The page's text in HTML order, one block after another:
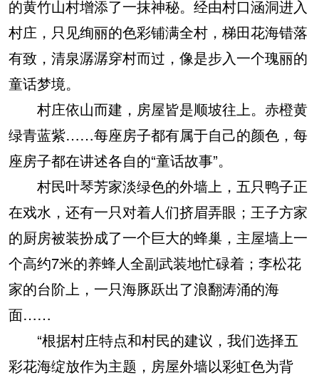
的黄竹山村增添了一抹神秘。经由村口涵洞进入
村庄，只见绚丽的色彩铺满全村，梯田花海错落
有致，清泉潺潺穿村而过，像是步入一个瑰丽的
童话梦境。
村庄依山而建，房屋皆是顺坡往上。赤橙黄
绿青蓝紫……每座房子都有属于自己的颜色，每
座房子都在讲述各自的“童话故事”。
村民叶琴芳家淡绿色的外墙上，五只鸭子正
在戏水，还有一只对着人们挤眉弄眼；王子方家
的厨房被装扮成了一个巨大的蜂巢，主屋墙上一
个高约7米的养蜂人全副武装地忙碌着；李松花
家的台阶上，一只海豚跃出了浪翻涛涌的海
面……
“根据村庄特点和村民的建议，我们选择五
彩花海绽放作为主题，房屋外墙以彩虹色为背